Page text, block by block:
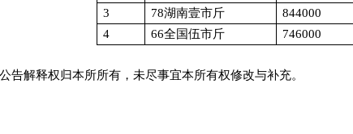
3
78湖南壹市斤 844000
4
66全国伍市斤 746000
告解释权归本所所有，未尽事宜本所有权修改与补充。